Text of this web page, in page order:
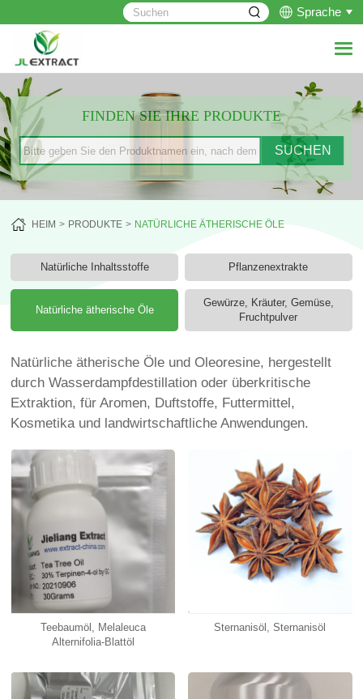
Sprache
FINDEN SIE IHRE PRODUKTE
HEIM PRODUKTE NATÜRLICHE ÄTHERISCHE ÖLE
Natürliche Inhaltsstoffe Pflanzenextrakte
Natürliche ätherische Öle
Gewürze, Kräuter, Gemüse,
Fruchtpulver
Natürliche ätherische Öle und Oleoresine, hergestellt
durch Wasserdampfdestillation oder überkritische
Extraktion, für Aromen, Duftstoffe, Futtermittel,
Kosmetika und landwirtschaftliche Anwendungen.
Teebaumöl, Melaleuca
Alternifolia-Blattöl
Sternanisöl, Sternanisöl